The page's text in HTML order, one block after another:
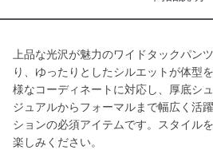
上品な光沢が魅力のワイドタックパン
り、ゆったりとしたシルエットが体型
様なコーディネートに対応し、厚底シ
ジュアルからフォーマルまで幅広く活
ションの必須アイテムです。スタイル
楽しみください。